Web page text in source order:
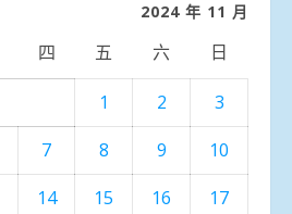
2024 年 11 月
四 五 六 日
1 2
3
7 8 9
10
14 15 16
17